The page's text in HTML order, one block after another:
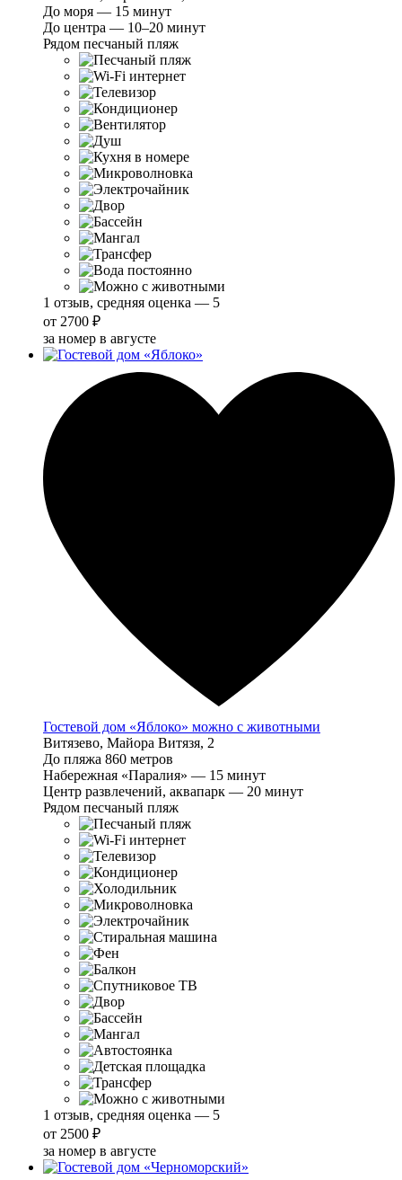
До моря — 15 минут
До центра — 10–20 минут
Рядом песчаный пляж
1 отзыв, средняя оценка — 5
от 2700 ₽
за номер в августе
Гостевой дом «Яблоко» можно с животными
Витязево, Майора Витязя, 2
До пляжа 860 метров
Набережная «Паралия» — 15 минут
Центр развлечений, аквапарк — 20 минут
Рядом песчаный пляж
1 отзыв, средняя оценка — 5
от 2500 ₽
за номер в августе